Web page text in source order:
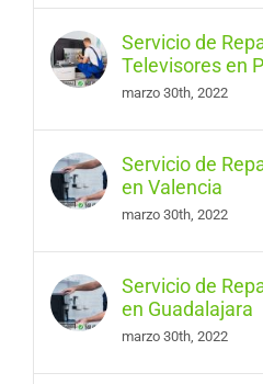
Servicio de
Televisores en
marzo 30th, 2022
Servicio de
en Valencia
marzo 30th, 2022
Servicio de
en Guadalajara
marzo 30th, 2022